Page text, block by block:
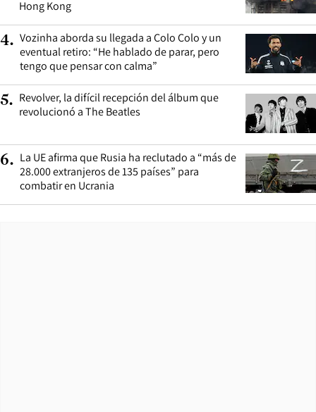
Hong Kong
4. Vozinha aborda su llegada a Colo Colo y un
eventual retiro: “He hablado de parar, pero
tengo que pensar con calma”
5. Revolver, la difícil recepción del álbum que
revolucionó a The Beatles
6. La UE afirma que Rusia ha reclutado a “más de
28.000 extranjeros de 135 países” para
combatir en Ucrania